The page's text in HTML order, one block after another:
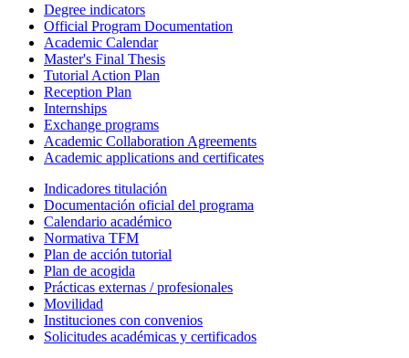
Degree indicators
Official Program Documentation
Academic Calendar
Master's Final Thesis
Tutorial Action Plan
Reception Plan
Internships
Exchange programs
Academic Collaboration Agreements
Academic applications and certificates
Indicadores titulación
Documentación oficial del programa
Calendario académico
Normativa TFM
Plan de acción tutorial
Plan de acogida
Prácticas externas / profesionales
Movilidad
Instituciones con convenios
Solicitudes académicas y certificados